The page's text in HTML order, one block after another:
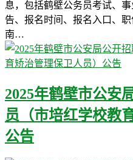
息，包括鹤壁公务员考试、
告、报名时间、报名入口、
南…
2025年鹤壁市公安
员（市培红学校教
公告